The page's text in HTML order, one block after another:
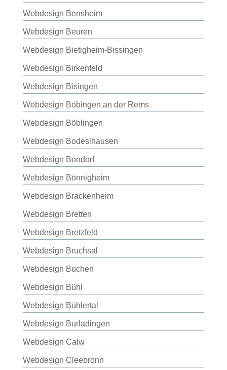
Webdesign Bensheim
Webdesign Beuren
Webdesign Bietigheim-Bissingen
Webdesign Birkenfeld
Webdesign Bisingen
Webdesign Böbingen an der Rems
Webdesign Böblingen
Webdesign Bodeslhausen
Webdesign Bondorf
Webdesign Bönnigheim
Webdesign Brackenheim
Webdesign Bretten
Webdesign Bretzfeld
Webdesign Bruchsal
Webdesign Buchen
Webdesign Bühl
Webdesign Bühlertal
Webdesign Burladingen
Webdesign Calw
Webdesign Cleebronn